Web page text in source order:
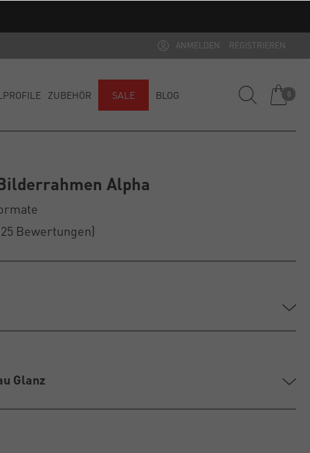
ANMELDEN REGISTRIEREN
ZUBEHÖR SALE BLOG 0
Alpha
Bewertungen)
Glanz